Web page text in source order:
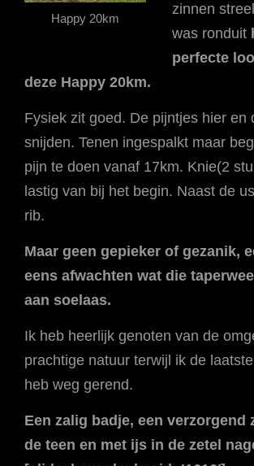
Happy 20km
zinnen
was ronduit
perfecte
deze Happy 20km.
Fysiek zit goed. De pijntjes hier en
snijden. Tenen ingespalkt maar
pijn te doen vanaf 17km. Knie(2
lastig van bij het begin. Naast de
rib.
Maar geen gepieker of gezanik,
eens afwachten wat die
aan soelaas.
Ik heb heerlijk genoten van de
prachtige natuur terwijl ik de
heb weg gerend.
Een zalig badje, een verzorgend
de teen en met ijs in de zetel